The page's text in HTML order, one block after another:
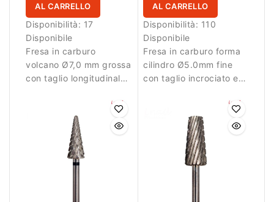
AL CARRELLO
Disponibilità: 17
Disponibile
Fresa in carburo
volcano Ø7,0 mm grossa
con taglio longitudinale
per rimozione rapida del
AL CARRELLO
Disponibilità: 110
Disponibile
Fresa in carburo forma
cilindro Ø5.0mm fine
con taglio incrociato e
rifinitura precisa delle
unghie artificiali.